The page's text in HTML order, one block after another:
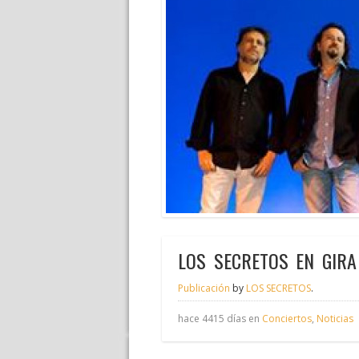
LOS SECRETOS EN GIRA
Publicación by LOS SECRETOS.
hace 4415 días en Conciertos, Noticias